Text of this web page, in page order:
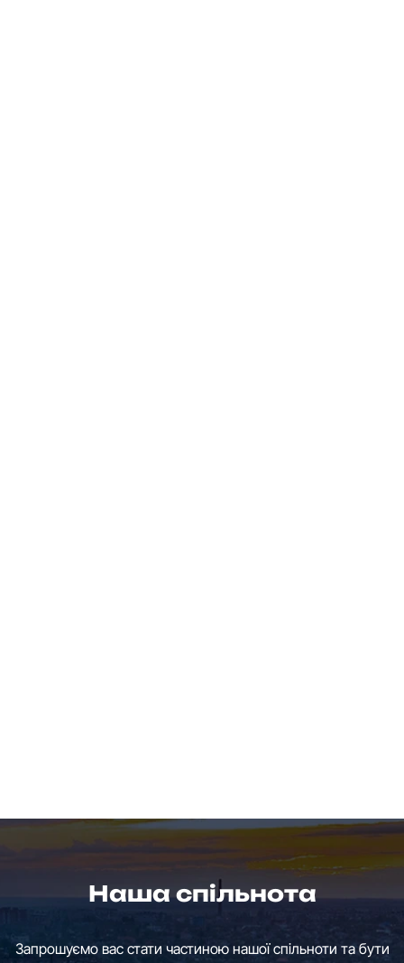
Наша спільнота
Запрошуємо вас стати частиною нашої спільноти та бути